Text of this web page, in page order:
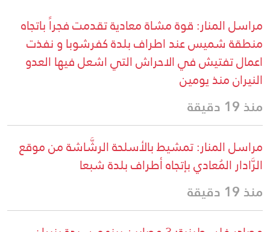
مراسل المنار: قوة مشاة معادية تقدمت فجراً باتجاه
منطقة شميس عند اطراف بلدة كفرشوبا و نفذت
اعمال تفتيش في الاحراش التي اشعل فيها العدو
النيران منذ يومين
منذ 19 دقيقة
مراسل المنار: تمشيط بالأسلحة الرشَّاشة من موقع
الرَّادار المُعادي بإتجاه أطراف بلدة شبعا
منذ 19 دقيقة